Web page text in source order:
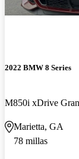
2022 BMW 8 Series
M850i xDrive
Marietta, GA
78 millas